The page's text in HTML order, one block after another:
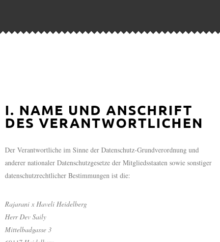
I. NAME UND ANSCHRIFT
DES VERANTWORTLICHEN
Der Verantwortliche im Sinne der Datenschutz-Grundverordnung und
anderer nationaler Datenschutzgesetze der Mitgliedsstaaten sowie sonstiger
datenschutzrechtlicher Bestimmungen ist die:
Rajarani x Haveli Heidelberg
Herr Dev Saily
Mittelbadgasse 3